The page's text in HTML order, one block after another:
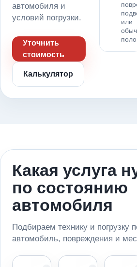
автомобиля и
условий погрузки.
Уточнить
стоимость
Калькулятор
или
Какая услуга
по состоянию
автомобиля
Подбираем технику и погрузку
автомобиль, повреждения и